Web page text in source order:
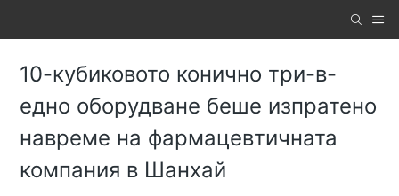
10-кубиковото конично три-в-
едно оборудване беше изпратено
навреме на фармацевтичната
компания в Шанхай